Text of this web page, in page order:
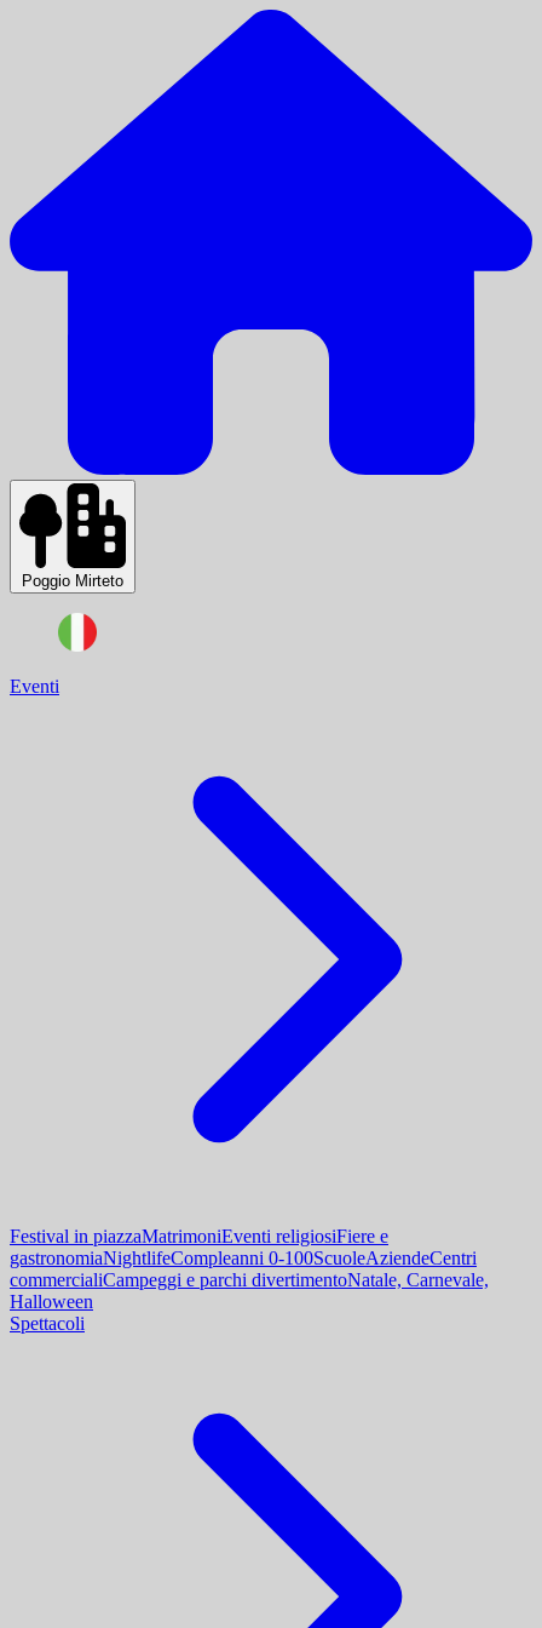
Poggio Mirteto
Eventi
Festival in piazzaMatrimoniEventi religiosiFiere e
gastronomiaNightlifeCompleanni 0-100ScuoleAziendeCentri
commercialiCampeggi e parchi divertimentoNatale, Carnevale,
Halloween
Spettacoli